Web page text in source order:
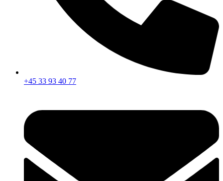
+45 33 93 40 77